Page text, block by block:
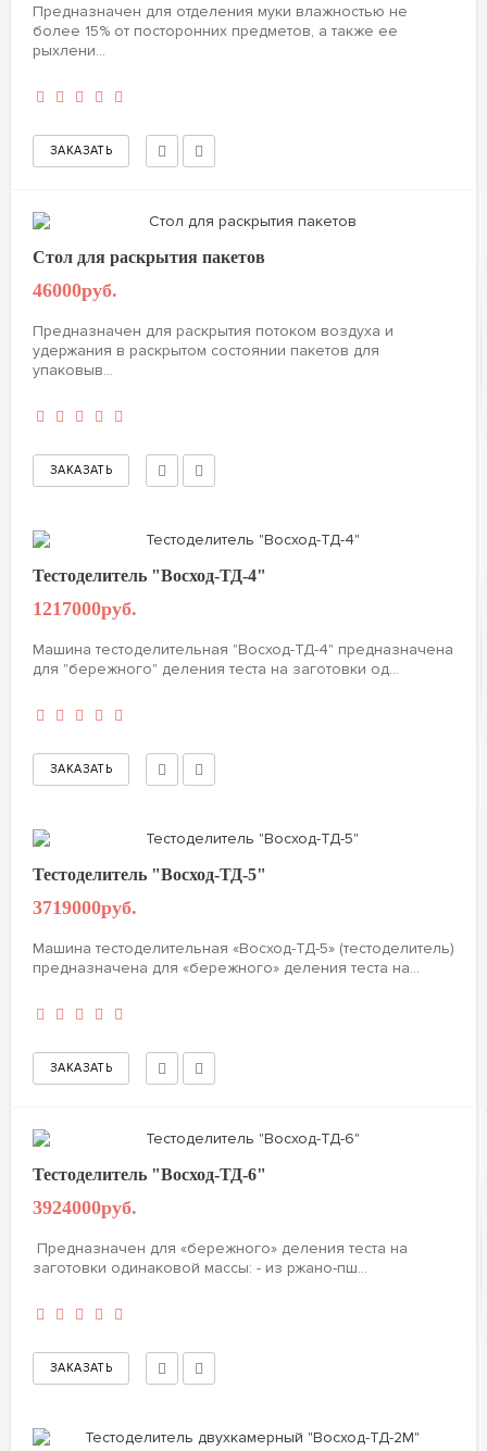
Предназначен для отделения муки влажностью не
более 15% от посторонних предметов, а также ее
рыхлени...
Стол для раскрытия пакетов
46000руб.
Предназначен для раскрытия потоком воздуха и
удержания в раскрытом состоянии пакетов для
упаковыв...
Тестоделитель "Восход-ТД-4"
1217000руб.
Машина тестоделительная "Восход-ТД-4" предназначена
для "бережного" деления теста на заготовки од...
Тестоделитель "Восход-ТД-5"
3719000руб.
Машина тестоделительная «Восход-ТД-5» (тестоделитель)
предназначена для «бережного» деления теста на...
Тестоделитель "Восход-ТД-6"
3924000руб.
Предназначен для «бережного» деления теста на
заготовки одинаковой массы: - из ржано-пш...